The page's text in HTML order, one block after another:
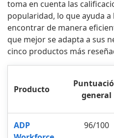
toma en cuenta las
popularidad, lo que ayuda a
encontrar de manera
que mejor se adapta a sus
cinco productos más
Producto
general
ADP
96/100